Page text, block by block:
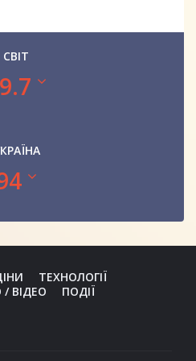
СВІТ
ТЕХНОЛОГІЇ
ВІДЕО ПОДІЇ